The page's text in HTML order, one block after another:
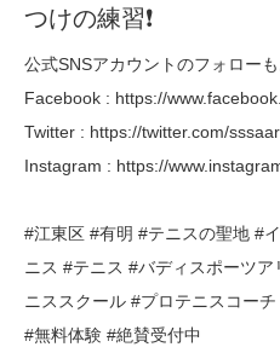
つけの練習❗️
公式SNSアカウントのフォローも
Facebook : https://
Twitter : https://twitter.com/
Instagram : https://
#江東区 #有明 #テニスの聖地 #
ニス #テニス #バディスポーツ
ニススクール #プロテニスコー
#無料体験 #絶賛受付中